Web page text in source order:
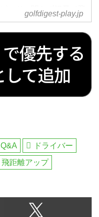
ードに関らず軽量で飛
シャフトがグランディ
場！硬さやおすすめの
プロゴルファーが紹介
golfdigest-play.jp
ドライバー
飛距離アップ